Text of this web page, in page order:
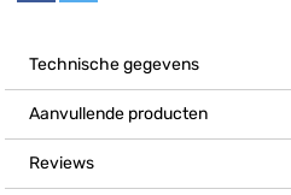
Technische gegevens
Aanvullende producten
Reviews